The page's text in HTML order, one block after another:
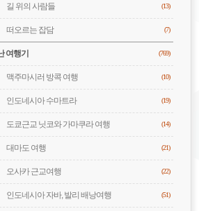
길 위의 사람들 (13)
떠오르는 잡담 (7)
여행기 (769)
맥주마시러 방콕 여행 (10)
인도네시아 수마트라 (19)
도쿄근교 닛코와 가마쿠라 여행 (14)
대마도 여행 (21)
오사카 근교여행 (22)
인도네시아 자바, 발리 배낭여행 (51)